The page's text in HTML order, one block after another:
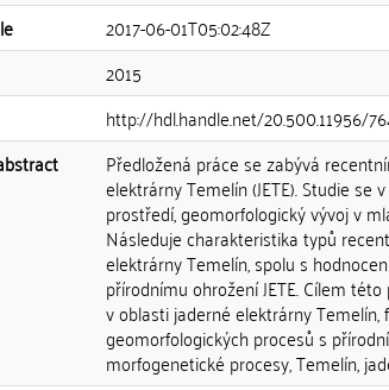
2017-06-01T05:02:48Z
2015
http://hdl.handle.net/20.500.11956/
Předložená práce se zabývá
elektrárny Temelín (JETE). Studie
prostředí, geomorfologický vývoj v
Následuje charakteristika typů
elektrárny Temelín, spolu s
přírodnímu ohrožení JETE. Cílem
v oblasti jaderné elektrárny
geomorfologických procesů s
morfogenetické procesy, Temelín,